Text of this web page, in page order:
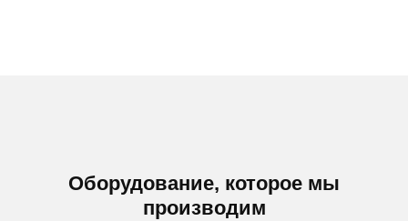
Оборудование, которое мы
производим